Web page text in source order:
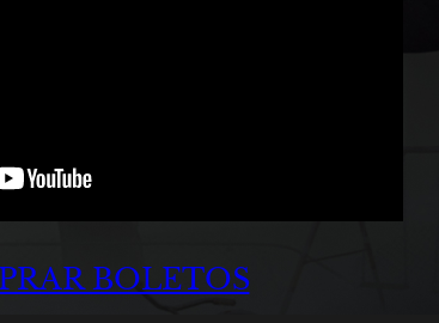
BOLETOS